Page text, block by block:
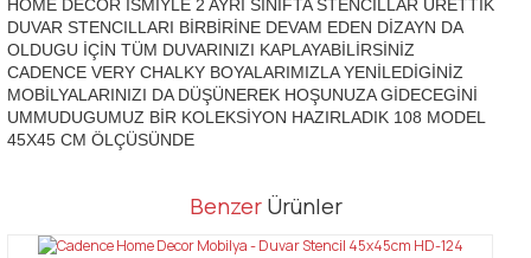
HOME DECOR İSMİYLE 2 AYRI SINIFTA STENCILLAR ÜRETTİK
DUVAR STENCILLARI BİRBİRİNE DEVAM EDEN DİZAYN DA
OLDUGU İÇİN TÜM DUVARINIZI KAPLAYABİLİRSİNİZ
CADENCE VERY CHALKY BOYALARIMIZLA YENİLEDİGİNİZ
MOBİLYALARINIZI DA DÜŞÜNEREK HOŞUNUZA GİDECEGİNİ
UMMUDUGUMUZ BİR KOLEKSİYON HAZIRLADIK 108 MODEL
45X45 CM ÖLÇÜSÜNDE
Bu ürüne ilk yorumu siz yapın!
Bu ürünün fiyat bilgisi, resim, ürün açıklamalarında ve diğer
tarafımıza iletebilirsiniz.
Benzer Ürünler